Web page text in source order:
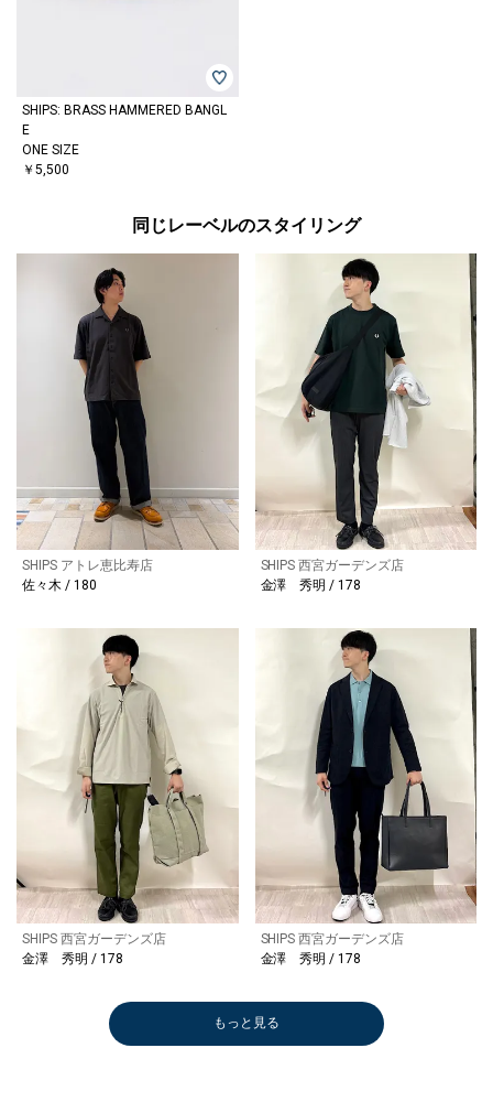
SHIPS: BRASS HAMMERED BANGL
E
ONE SIZE
￥5,500
同じレーベルのスタイリング
SHIPS アトレ恵比寿店
佐々木 / 180
SHIPS 西宮ガーデンズ店
金澤 秀明 / 178
SHIPS 西宮ガーデンズ店
金澤 秀明 / 178
SHIPS 西宮ガーデンズ店
金澤 秀明 / 178
もっと見る